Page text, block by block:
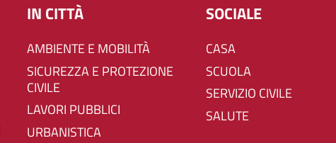
IN CITTÀ
AMBIENTE E MOBILITÀ
SICUREZZA E PROTEZIONE
CIVILE
LAVORI PUBBLICI
URBANISTICA
SOCIALE
CASA
SCUOLA
SERVIZIO CIVILE
SALUTE